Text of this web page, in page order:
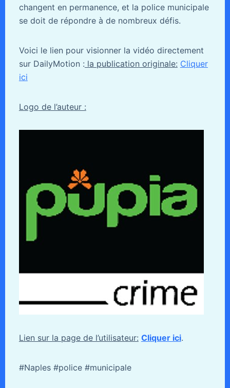
changent en permanence, et la police municipale
se doit de répondre à de nombreux défis.
Voici le lien pour visionner la vidéo directement
sur DailyMotion : la publication originale: Cliquer
ici
Logo de l’auteur :
Lien sur la page de l’utilisateur: Cliquer ici.
#Naples #police #municipale